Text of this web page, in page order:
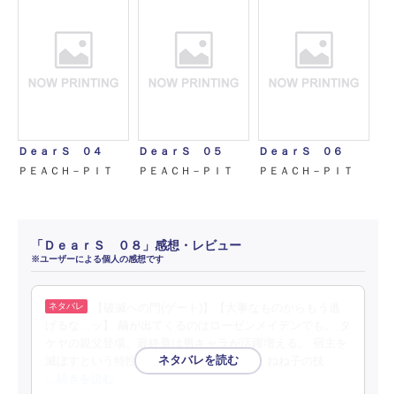
ＤｅａｒＳ ０４
ＰＥＡＣＨ－ＰＩＴ
ＤｅａｒＳ ０５
ＰＥＡＣＨ－ＰＩＴ
ＤｅａｒＳ ０６
ＰＥＡＣＨ－ＰＩＴ
「ＤｅａｒＳ ０８」感想・レビュー
※ユーザーによる個人の感想です
滅ぼすという特性。マグバグ族がよぎる。 ねね子の技